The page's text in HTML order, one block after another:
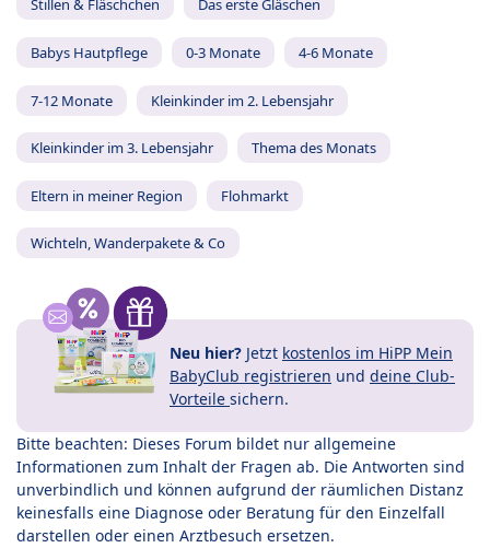
Stillen & Fläschchen Das erste Gläschen
Babys Hautpflege 0-3 Monate 4-6 Monate
7-12 Monate Kleinkinder im 2. Lebensjahr
Kleinkinder im 3. Lebensjahr Thema des Monats
Eltern in meiner Region Flohmarkt
Wichteln, Wanderpakete & Co
Neu hier? Jetzt kostenlos im HiPP Mein
BabyClub registrieren und deine Club-
Vorteile sichern.
Bitte beachten: Dieses Forum bildet nur allgemeine
Informationen zum Inhalt der Fragen ab. Die Antworten sind
unverbindlich und können aufgrund der räumlichen Distanz
keinesfalls eine Diagnose oder Beratung für den Einzelfall
darstellen oder einen Arztbesuch ersetzen.